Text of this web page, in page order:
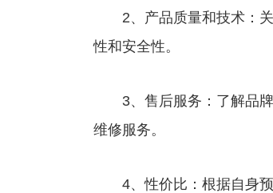
2、产品质量和技术：关
性和安全性。
3、售后服务：了解品牌
维修服务。
4、性价比：根据自身预